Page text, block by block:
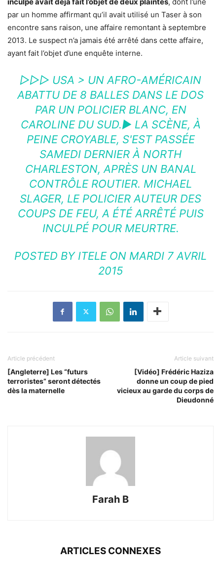
par un homme affirmant qu’il avait utilisé un Taser à son
encontre sans raison, une affaire remontant à septembre
2013. Le suspect n’a jamais été arrêté dans cette affaire,
ayant fait l’objet d’une enquête interne.
▷▷▷ USA > UN AFRO-AMÉRICAIN
ABATTU DE 8 BALLES DANS LE DOS
PAR UN POLICIER BLANC, EN
CAROLINE DU SUD.► LA SCÈNE, À
PEINE CROYABLE, S'EST PASSÉE
SAMEDI DERNIER À NORTH
CHARLESTON, APRÈS UN BANAL
CONTRÔLE ROUTIER. MICHAEL
SLAGER, LE POLICIER AUTEUR DES
COUPS DE FEU, A ÉTÉ ARRÊTÉ PUIS
INCULPÉ POUR MEURTRE.
POSTED BY ITELEON MARDI 7 AVRIL
2015
Article précédent
[Angleterre] Les “futurs
terroristes” seront détectés
dès la maternelle
Article suivant
[Vidéo] Frédéric Haziza
donne un coup de pied
vicieux au garde du corps de
Dieudonné
Farah B
ARTICLES CONNEXES